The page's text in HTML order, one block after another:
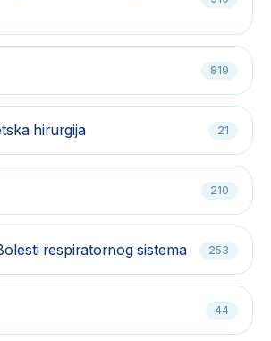
819
hirurgija 21
210
respiratornog sistema 253
44